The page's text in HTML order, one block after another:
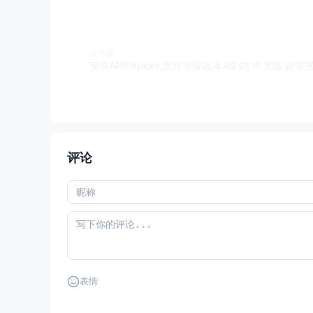
评论
表情